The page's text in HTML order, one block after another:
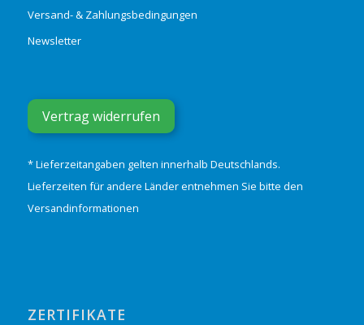
Versand- & Zahlungsbedingungen
Newsletter
Vertrag widerrufen
* Lieferzeitangaben gelten innerhalb Deutschlands.
Lieferzeiten für andere Länder entnehmen Sie bitte den
Versandinformationen
ZERTIFIKATE